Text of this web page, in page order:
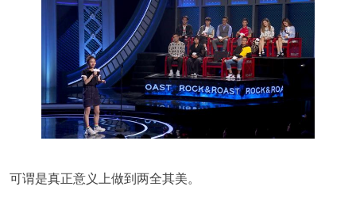
可谓是真正意义上做到两全其美。